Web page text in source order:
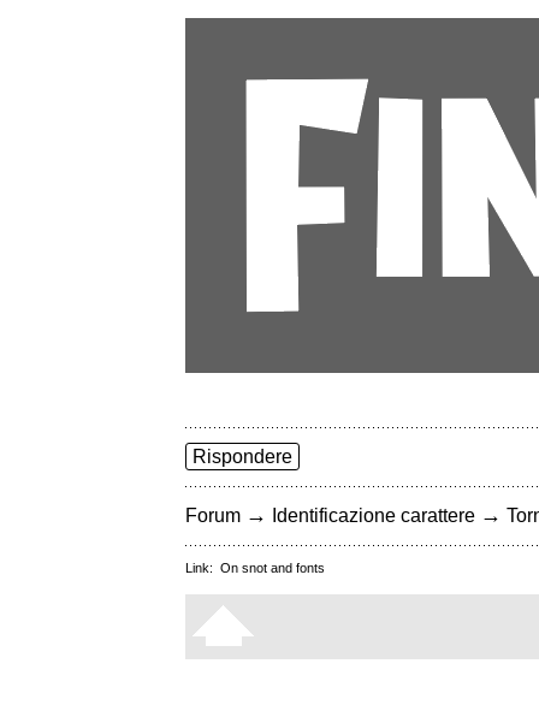
Rispondere
Forum → Identificazione carattere →
Link: On snot and fonts